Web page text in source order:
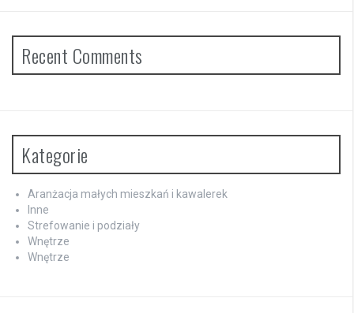
Recent Comments
Kategorie
Aranżacja małych mieszkań i kawalerek
Inne
Strefowanie i podziały
Wnętrze
Wnętrze